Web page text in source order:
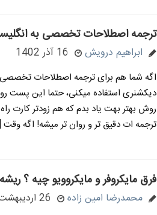
ترجمه اصطلاحات تخصصی به
ابراهیم درویش 16 آذر 1402
اگه شما هم برای ترجمه اصطلاحات تخصصی
دیکشنری استفاده میکنی، حتما این پست
روش بهتر بهت یاد بدم که هم زودتر کارت
ترجمه ات دقیق تر و روان تر میشه! اگه
فرق مایکروفر و مایکروویو چیه ؟
محمدرضا امین زاده 26 اردیبهشت 1402